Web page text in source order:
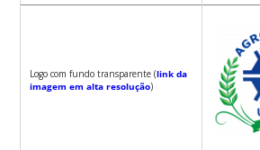
Logo com fundo transparente (link da
imagem em alta resolução)